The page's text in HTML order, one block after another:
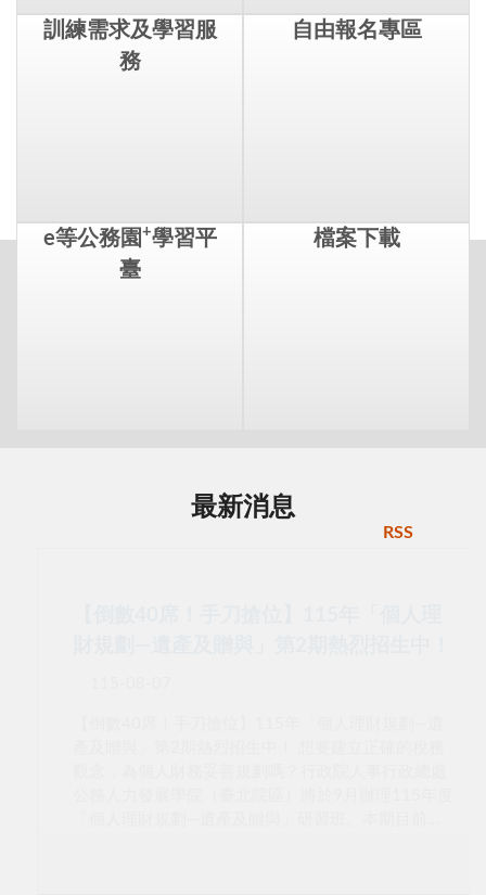
訓練需求及學習服
務
自由報名專區
e等公務園 +學習平
臺
檔案下載
最新消息
RSS